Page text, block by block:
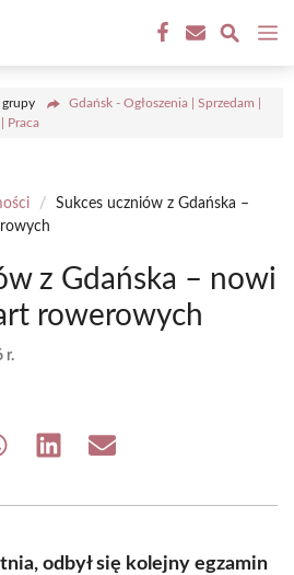
grupy
Gdańsk - Ogłoszenia | Sprzedam |
Praca
/
Sukces uczniów z Gdańska –
z Gdańska – nowi
rowerowych
r.
Share Share
odbył się kolejny egzamin